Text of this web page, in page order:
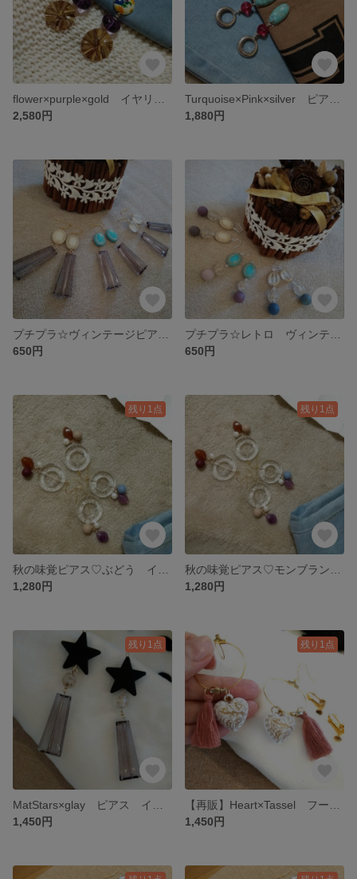
2,580円
1,880円
650円
650円
残り1点
1,280円
残り1点
1,280円
残り1点
1,450円
残り1点
1,450円